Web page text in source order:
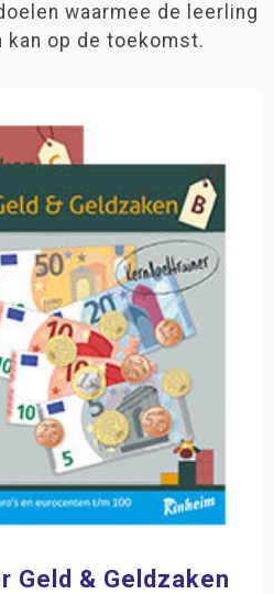
waarmee de leerling
kan op de toekomst.
Geld & Geldzaken